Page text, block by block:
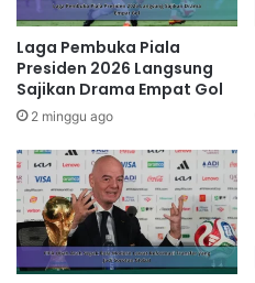
Laga Pembuka Piala
Presiden 2026 Langsung
Sajikan Drama Empat Gol
2 minggu ago